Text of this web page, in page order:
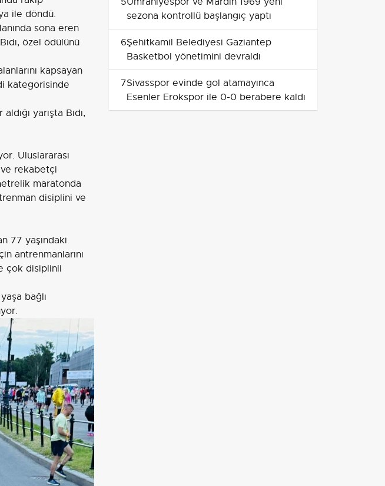
ile döndü.
sona eren
özel ödülünü
kapsayan
kategorisinde
yarışta Bıdı,
Uluslararası
rekabetçi
maratonda
disiplini ve
77 yaşındaki
antrenmanlarını
çok disiplinli
bağlı
sezona kontrollü başlangıç yaptı
6Şehitkamil Belediyesi Gaziantep
Basketbol yönetimini devraldı
7Sivasspor evinde gol atamayınca
Esenler Erokspor ile 0-0 berabere kaldı